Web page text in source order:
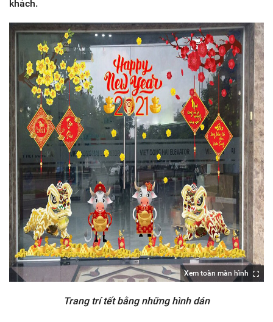
khách.
Xem toàn màn hình
Trang trí tết bằng những hình dán